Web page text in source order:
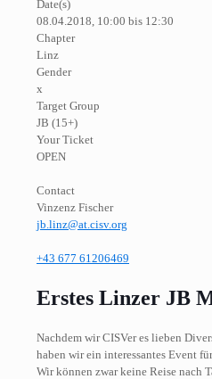
Date(s)
08.04.2018, 10:00 bis 12:30
Chapter
Linz
Gender
x
Target Group
JB (15+)
Your Ticket
OPEN
Contact
Vinzenz Fischer
jb.linz@at.cisv.org
+43 677 61206469
Erstes Linzer JB
Nachdem wir CISVer es lieben
haben wir ein interessantes Event
Wir können zwar keine Reise nach